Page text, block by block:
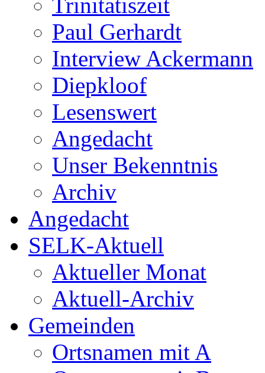
Paul Gerhardt
Interview Ackermann
Diepkloof
Lesenswert
Angedacht
Unser Bekenntnis
Archiv
Angedacht
SELK-Aktuell
Aktueller Monat
Aktuell-Archiv
Gemeinden
Ortsnamen mit A